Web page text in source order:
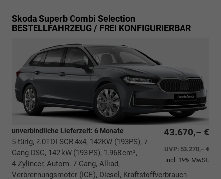
Skoda Superb Combi Selection
BESTELLFAHRZEUG / FREI KONFIGURIERBAR
43.670,– €
UVP: 53.270,– €
incl. 19% MwSt.
unverbindliche Lieferzeit: 6 Monate
5-türig, 2.0TDI SCR 4x4, 142KW (193PS), 7-
Gang DSG, 142 kW (193 PS), 1.968 cm³,
4 Zylinder, Autom. 7-Gang, Allrad,
Verbrennungsmotor (ICE), Diesel, Kraftstoffverbrauch